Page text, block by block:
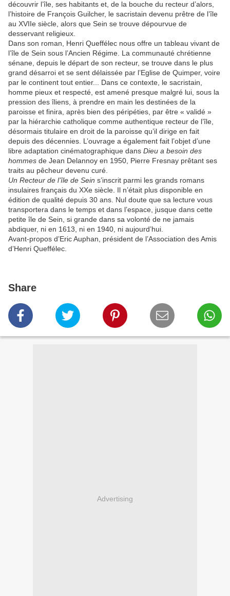
découvrir l’île, ses habitants et, de la bouche du recteur d’alors,
l’histoire de François Guilcher, le sacristain devenu prêtre de l’île
au XVIIe siècle, alors que Sein se trouve dépourvue de
desservant religieux.
Dans son roman, Henri Queffélec nous offre un tableau vivant de
l’île de Sein sous l’Ancien Régime. La communauté chrétienne
sénane, depuis le départ de son recteur, se trouve dans le plus
grand désarroi et se sent délaissée par l’Eglise de Quimper, voire
par le continent tout entier... Dans ce contexte, le sacristain,
homme pieux et respecté, est amené presque malgré lui, sous la
pression des îliens, à prendre en main les destinées de la
paroisse et finira, après bien des péripéties, par être « validé »
par la hiérarchie catholique comme authentique recteur de l’île,
désormais titulaire en droit de la paroisse qu’il dirige en fait
depuis des décennies. L’ouvrage a également fait l’objet d’une
libre adaptation cinématographique dans Dieu a besoin des
hommes de Jean Delannoy en 1950, Pierre Fresnay prêtant ses
traits au pêcheur devenu curé.
Un Recteur de l’île de Sein s’inscrit parmi les grands romans
insulaires français du XXe siècle. Il n’était plus disponible en
édition de qualité depuis 30 ans. Nul doute que sa lecture vous
transportera dans le temps et dans l’espace, jusque dans cette
petite île de Sein, si grande dans sa volonté de ne jamais
abdiquer, ni en 1613, ni en 1940, ni aujourd’hui.
Avant-propos d’Eric Auphan, président de l’Association des Amis
d’Henri Queffélec.
Share
Advertising